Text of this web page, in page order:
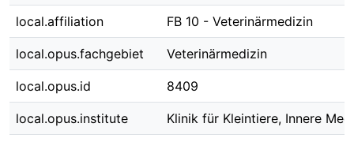
local.affiliation FB 10 - Veterinärmedizin
local.opus.fachgebiet Veterinärmedizin
local.opus.id 8409
local.opus.institute Klinik für Kleintiere, Innere